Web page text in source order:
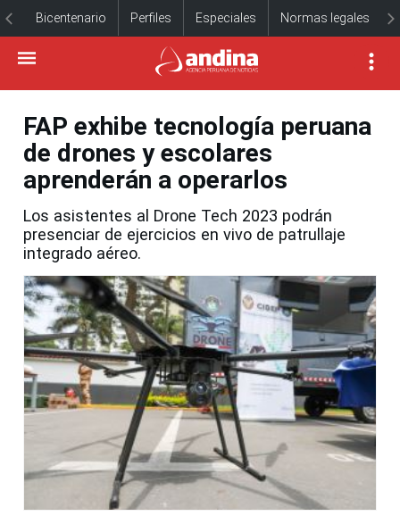
Bicentenario Perfiles Especiales Normas legales
FAP exhibe tecnología peruana
de drones y escolares
aprenderán a operarlos
Los asistentes al Drone Tech 2023 podrán
presenciar de ejercicios en vivo de patrullaje
integrado aéreo.